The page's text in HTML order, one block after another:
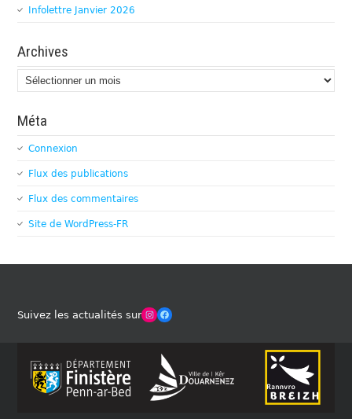
Infolettre Janvier 2026
Archives
Archives
Méta
Connexion
Flux des publications
Flux des commentaires
Site de WordPress-FR
Suivez les actualités surWinches Club OfficielFacebook